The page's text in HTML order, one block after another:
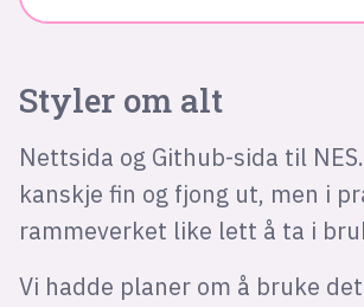
Styler om alt
Nettsida og Github-sida til
kanskje fin og fjong ut, men i
rammeverket like lett å ta i
Vi hadde planer om å bruke